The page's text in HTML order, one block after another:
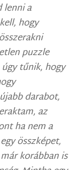
lenni a
hogy
puzzle
tűnik, hogy
darabot,
az
ha nem a
összképet,
korábban is